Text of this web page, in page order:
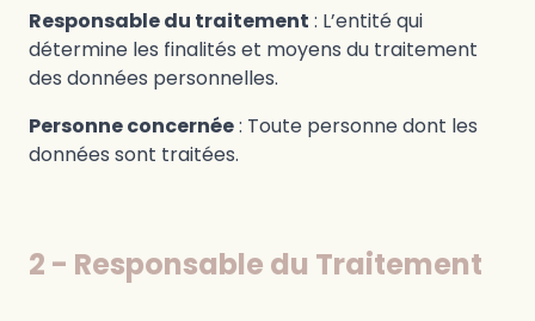
Responsable du traitement : L’entité qui
détermine les finalités et moyens du traitement
des données personnelles.
Personne concernée: Toute personne dont les
données sont traitées.
2 - Responsable du Traitement